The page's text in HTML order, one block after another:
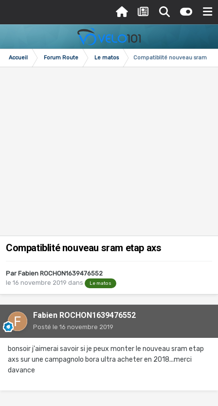
Accueil Forum Route Le matos Compatiblité nouveau sram
Compatiblité nouveau sram etap axs
Par Fabien ROCHON1639476552
le 16 novembre 2019 dans Le matos
Fabien ROCHON1639476552
Posté le 16 novembre 2019
bonsoir j'aimerai savoir si je peux monter le nouveau sram etap
axs sur une campagnolo bora ultra acheter en 2018...merci
davance